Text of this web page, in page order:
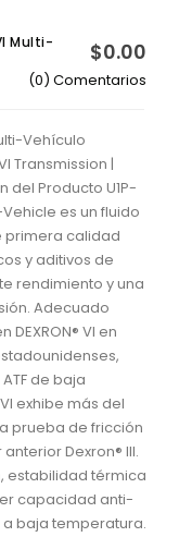
Multi-
$0.00
(0) Comentarios
Vehículo
Transmission |
del Producto U1P-
Vehicle es un fluido
primera calidad
y aditivos de
rendimiento y una
Adecuado
VI en
de baja
exhibe más del
prueba de fricción
Dexron® III.
estabilidad térmica
capacidad anti-
baja temperatura.